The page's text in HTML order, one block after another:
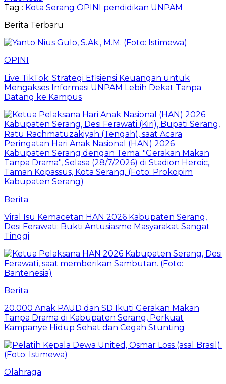
Tag : Kota Serang OPINI pendidikan UNPAM
Berita Terbaru
OPINI
Live TikTok: Strategi Efisiensi Keuangan untuk
Mengakses Informasi UNPAM Lebih Dekat Tanpa
Datang ke Kampus
Berita
Viral Isu Kemacetan HAN 2026 Kabupaten Serang,
Desi Ferawati: Bukti Antusiasme Masyarakat Sangat
Tinggi
Berita
20.000 Anak PAUD dan SD Ikuti Gerakan Makan
Tanpa Drama di Kabupaten Serang, Perkuat
Kampanye Hidup Sehat dan Cegah Stunting
Olahraga